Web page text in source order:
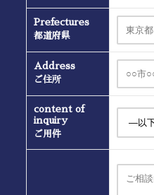
Prefectures
都道府県
Address
ご住所
content of
inquiry
ご用件